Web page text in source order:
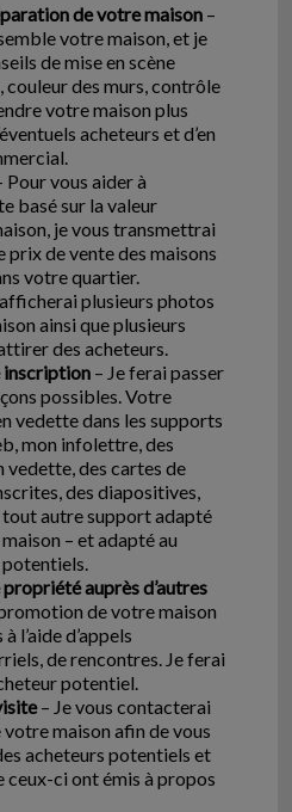
de votre maison –
votre maison, et je
de mise en scène
couleur des murs, contrôle
votre maison plus
acheteurs et d’en
Pour vous aider à
basé sur la valeur
je vous transmettrai
de vente des maisons
votre quartier.
plusieurs photos
ainsi que plusieurs
des acheteurs.
inscription – Je ferai passer
possibles. Votre
vedette dans les supports
mon infolettre, des
vedette, des cartes de
des diapositives,
autre support adapté
– et adapté au
potentiels.
auprès d’autres
de votre maison
l’aide d’appels
de rencontres. Je ferai
potentiel.
– Je vous contacterai
maison afin de vous
acheteurs potentiels et
ceux-ci ont émis à propos